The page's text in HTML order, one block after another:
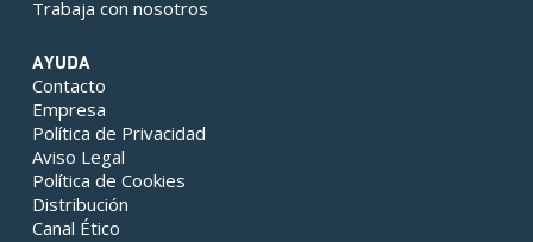
Trabaja con nosotros
AYUDA
Contacto
Empresa
Política de Privacidad
Aviso Legal
Política de Cookies
Distribución
Canal Ético